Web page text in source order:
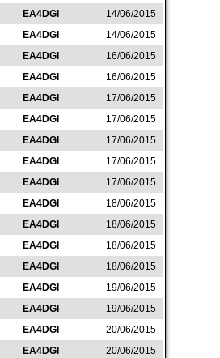
EA4DGI
14/06/2015
EA4DGI
14/06/2015
EA4DGI
16/06/2015
EA4DGI
16/06/2015
EA4DGI
17/06/2015
EA4DGI
17/06/2015
EA4DGI
17/06/2015
EA4DGI
17/06/2015
EA4DGI
17/06/2015
EA4DGI
18/06/2015
EA4DGI
18/06/2015
EA4DGI
18/06/2015
EA4DGI
18/06/2015
EA4DGI
19/06/2015
EA4DGI
19/06/2015
EA4DGI
20/06/2015
EA4DGI
20/06/2015